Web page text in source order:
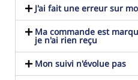
J'ai fait une erreur sur
Ma commande est
je n'ai rien reçu
Mon suivi n'évolue pas